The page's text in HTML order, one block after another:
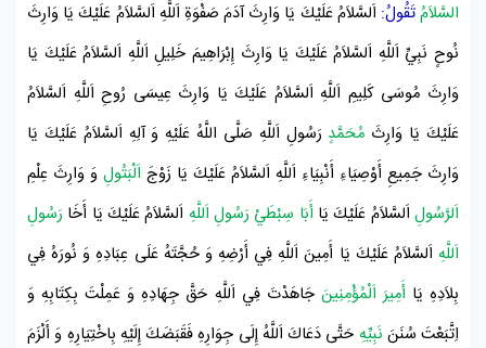
السَّلاَمُتَقُولُ: اَلسَّلاَمُ عَلَيْكَ يَا وَارِثَآدَمَ صَفْوَةِ اَللَّهِ اَلسَّلاَمُ عَلَيْكَ يَا وَارِثَ
نُوحٍنَبِيِّ اَللَّهِ اَلسَّلاَمُ عَلَيْكَ يَا وَارِثَإِبْرَاهِيمَ خَلِيلِ اَللَّهِ اَلسَّلاَمُ عَلَيْكَ يَا
وَارِثَ مُوسَى كَلِيمِ اَللَّهِ اَلسَّلاَمُ عَلَيْكَ يَا وَارِثَعِيسَى رُوحِ اَللَّهِ اَلسَّلاَمُ
عَلَيْكَ يَا وَارِثَ مُحَمَّدٍ رَسُولِ اَللَّهِ صَلَّى اللَّهُ عَلَيْهِ وَ آلِهِ اَلسَّلاَمُ عَلَيْكَ يَا
وَارِثَ جَمِيعِ أَوْصِيَاءِ أَنْبِيَاءِ اَللَّهِ اَلسَّلاَمُ عَلَيْكَ يَا زَوْجَ اَلْبَتُولِ وَ وَارِثَ عِلْمِ
اَلرَّسُولِاَلسَّلاَمُ عَلَيْكَ يَاأَبَا سِبْطَيْ رَسُولِ اَللَّهِ اَلسَّلاَمُ عَلَيْكَ يَا أَخَا رَسُولِ
اَللَّهِ اَلسَّلاَمُ عَلَيْكَ يَا أَمِينَ اَللَّهِ فِي أَرْضِهِ وَ حُجَّتَهُ عَلَى عِبَادِهِ وَ نُورَهُ فِي
بِلاَدِهِ يَاأَمِيرَ اَلْمُؤْمِنِينَ جَاهَدْتَ فِي اَللَّهِ حَقَّ جِهَادِهِ وَ عَمِلْتَ بِكِتَابِهِوَ
اِتَّبَعْتَ سُنَنَ نَبِيِّهِ حَتَّى دَعَاكَ اَللَّهُ إِلَى جِوَارِهِ فَقَبَضَكَ إِلَيْهِ بِاخْتِيَارِهِ وَ أَلْزَمَ